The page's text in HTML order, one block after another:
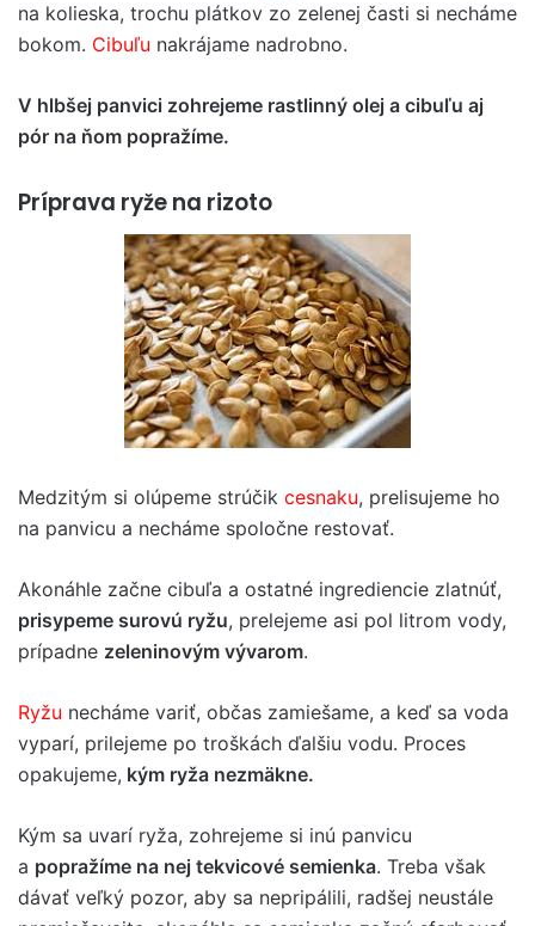
na kolieska, trochu plátkov zo zelenej časti si necháme
bokom. Cibuľu nakrájame nadrobno.
V hlbšej panvici zohrejeme rastlinný olej a cibuľu aj
pór na ňom popražíme.
Príprava ryže na rizoto
Medzitým si olúpeme strúčik cesnaku, prelisujeme ho
na panvicu a necháme spoločne restovať.
Akonáhle začne cibuľa a ostatné ingrediencie zlatnúť,
prisypeme surovú ryžu, prelejeme asi pol litrom vody,
prípadne zeleninovým vývarom.
Ryžu necháme variť, občas zamiešame, a keď sa voda
vyparí, prilejeme po troškách ďalšiu vodu. Proces
opakujeme, kým ryža nezmäkne.
Kým sa uvarí ryža, zohrejeme si inú panvicu
a popražíme na nej tekvicové semienka. Treba však
dávať veľký pozor, aby sa nepripálili, radšej neustále